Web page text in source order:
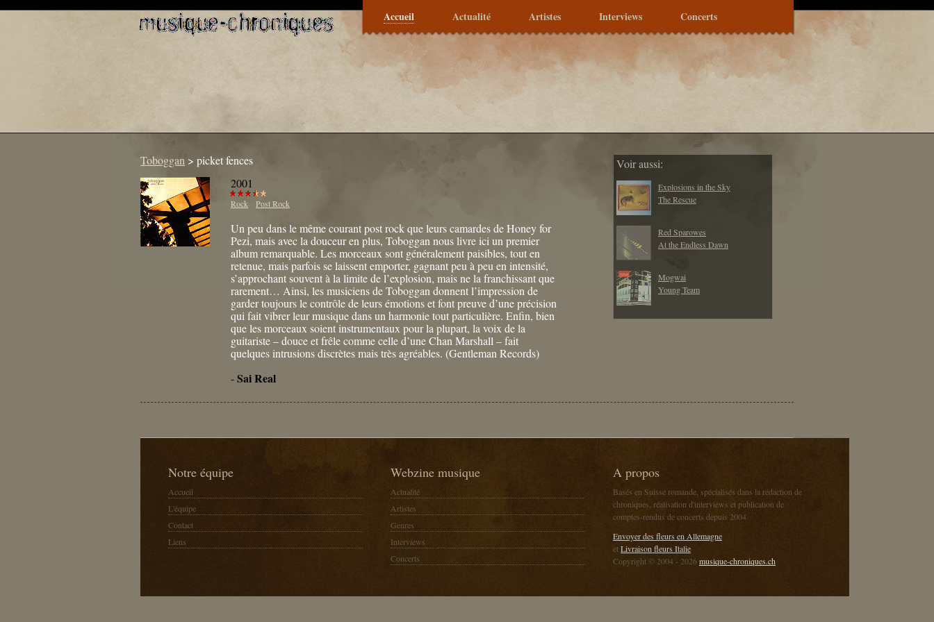
Accueil Actualité Artistes Interviews Concerts
Toboggan > picket fences
2001
Rock Post Rock
Un peu dans le même courant post rock que leurs camardes de Honey for
Pezi, mais avec la douceur en plus, Toboggan nous livre ici un premier
album remarquable. Les morceaux sont généralement paisibles, tout en
retenue, mais parfois se laissent emporter, gagnant peu à peu en intensité,
s’approchant souvent à la limite de l’explosion, mais ne la franchissant que
rarement… Ainsi, les musiciens de Toboggan donnent l’impression de
garder toujours le contrôle de leurs émotions et font preuve d’une précision
qui fait vibrer leur musique dans un harmonie tout particulière. Enfin, bien
que les morceaux soient instrumentaux pour la plupart, la voix de la
guitariste – douce et frêle comme celle d’une Chan Marshall – fait
quelques intrusions discrètes mais très agréables. (Gentleman Records)
-Sai Real
Voir aussi:
Explosions in the Sky
The Rescue
Red Sparowes
At the Endless Dawn
Mogwai
Young Team
Notre équipe
Accueil
L'équipe
Contact
Liens
Webzine musique
Actualité
Artistes
Genres
Interviews
Concerts
A propos
Basés en Suisse romande, spécialisés dans la rédaction de
chroniques, réalisation d'interviews et publication de
comptes-rendus de concerts depuis 2004
Envoyer des fleurs en Allemagne
etLivraison fleurs Italie
Copyright © 2004 - 2026musique-chroniques.ch